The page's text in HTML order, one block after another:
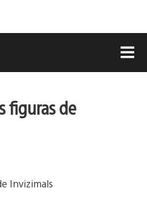
figuras de